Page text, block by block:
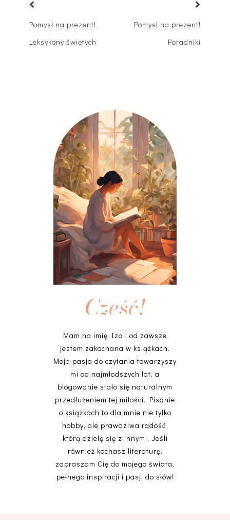
Pomysł na prezent!
Leksykony świętych
Pomysł na prezent!
Poradniki
Cześć!
Mam na imię Iza i od zawsze
jestem zakochana w książkach.
Moja pasja do czytania towarzyszy
mi od najmłodszych lat, a
blogowanie stało się naturalnym
przedłużeniem tej miłości. Pisanie
o książkach to dla mnie nie tylko
hobby, ale prawdziwa radość,
którą dzielę się z innymi. Jeśli
również kochasz literaturę,
zapraszam Cię do mojego świata,
pełnego inspiracji i pasji do słów!